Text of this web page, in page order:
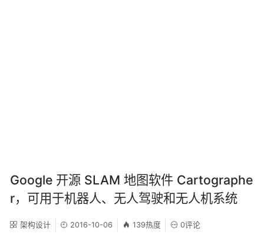
Google 开源 SLAM 地图软件 Cartographe
r，可用于机器人、无人驾驶和无人机系统
架构设计 2016-10-06 139热度 0评论